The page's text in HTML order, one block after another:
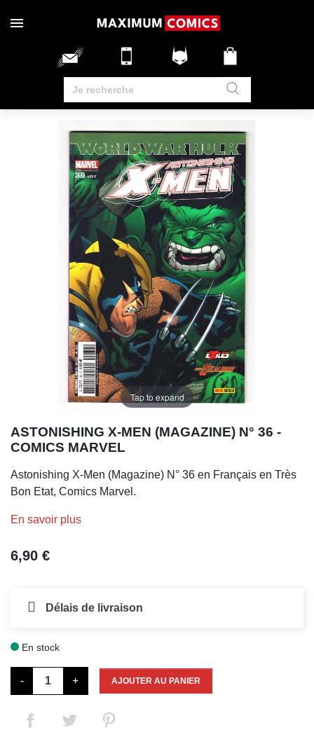
Tap to expand
ASTONISHING X-MEN (MAGAZINE) N° 36 -
COMICS MARVEL
Astonishing X-Men (Magazine) N° 36 en Français en Très
Bon Etat, Comics Marvel.
En savoir plus
6,90 €
Délais de livraison
En stock
- + AJOUTER AU PANIER